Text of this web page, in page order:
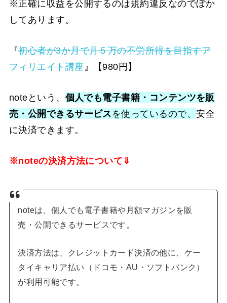
※正確に収益を公開するのは規約違反なのでぼか
してあります。
『初心者が3か月で月５万の不労所得を目指すア
フィリエイト講座』【980円】
noteという、 個人でも電子書籍・コンテンツを販
売・公開できるサービスを使っているので、安全
に決済できます。
※noteの決済方法について⇓
noteは、個人でも電子書籍や月額マガジンを販
売・公開できるサービスです。
決済方法は、クレジットカード決済の他に、ケー
タイキャリア払い（ドコモ・AU・ソフトバンク）
が利用可能です。